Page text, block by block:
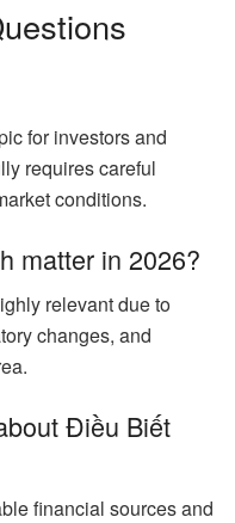
for investors and
requires careful
conditions.
matter in 2026?
relevant due to
changes, and
Điều Biết
financial sources and